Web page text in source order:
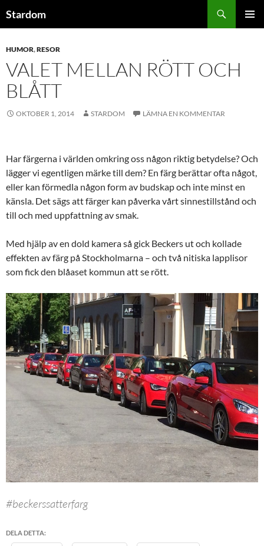
tillStardom
HUMOR,RESOR
VALET MELLAN RÖTT OCH
BLÅTT
OKTOBER 1, 2014 STARDOM LÄMNA EN KOMMENTAR
Har färgerna i världen omkring oss någon riktig betydelse? Och
lägger vi egentligen märke till dem? En färg berättar ofta något,
eller kan förmedla någon form av budskap och inte minst en
känsla. Det sägs att färger kan påverka vårt sinnestillstånd och
till och med uppfattning av smak.
Med hjälp av en dold kamera så gick Beckers ut och kollade
effekten av färg på Stockholmarna – och två nitiska lapplisor
som fick den blåaset kommun att se rött.
#beckerssatterfarg
DELA DETTA: